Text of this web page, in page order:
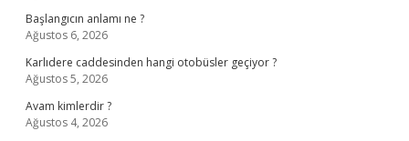
Başlangıcın anlamı ne ?
Ağustos 6, 2026
Karlıdere caddesinden hangi otobüsler geçiyor ?
Ağustos 5, 2026
Avam kimlerdir ?
Ağustos 4, 2026